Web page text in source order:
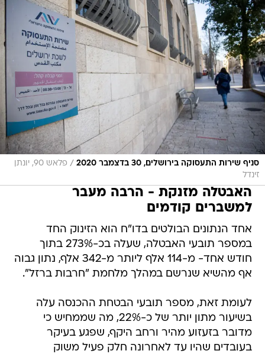
סניף שירות התעסוקה בירושלים, 30 בדצמבר 2020 /
פלאש 90, יונתן
זינדל
האבטלה מזנקת - הרבה מעבר
למשברים קודמים
אחד הנתונים הבולטים בדו"ח הוא הזינוק החד
במספר תובעי האבטלה, שעלה בכ-273% בתוך
חודש אחד- מ-114 אלף ליותר מ-342 אלף, נתון גבוה
אף מהשיא שנרשם במהלך מלחמת "חרבות ברזל".
לעומת זאת, מספר תובעי הבטחת ההכנסה עלה
בשיעור מתון יותר של כ-22%, מה שממחיש כי
מדובר בזעזוע מהיר ורחב היקף, שפגע בעיקר
בעובדים שהיו עד לאחרונה חלק פעיל משוק